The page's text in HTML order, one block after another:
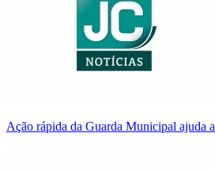
Ação rápida da Guarda Municipal ajuda